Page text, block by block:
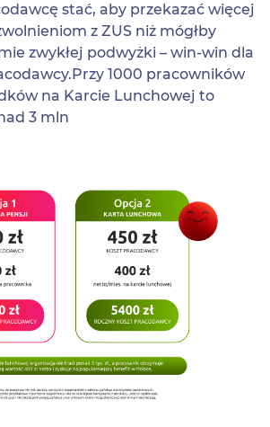
stać, aby przekazać więcej
z ZUS niż mógłby
zwykłej podwyżki – win-win dla
1000 pracowników
na Karcie Lunchowej to
3 mln